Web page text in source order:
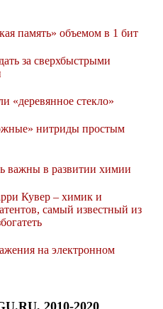
память» объемом в 1 бит
за сверхбыстрыми
«деревянное стекло»
нитриды простым
важны в развитии химии
Кувер – химик и
самый известный из
на электронном
2010-2020